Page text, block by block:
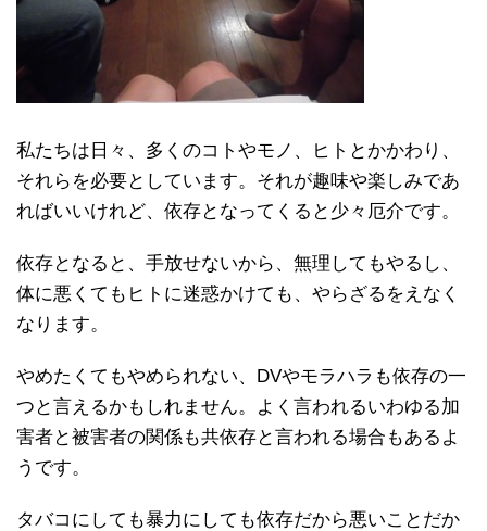
私たちは日々、多くのコトやモノ、ヒトとかかわり、
それらを必要としています。それが趣味や楽しみであ
ればいいけれど、依存となってくると少々厄介です。
依存となると、手放せないから、無理してもやるし、
体に悪くてもヒトに迷惑かけても、やらざるをえなく
なります。
やめたくてもやめられない、DVやモラハラも依存の一
つと言えるかもしれません。よく言われるいわゆる加
害者と被害者の関係も共依存と言われる場合もあるよ
うです。
タバコにしても暴力にしても依存だから悪いことだか